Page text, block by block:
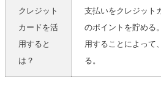
クレジット
カードを活
用すると
は？
支払いをクレジット
のポイントを貯める
用することによって
る。